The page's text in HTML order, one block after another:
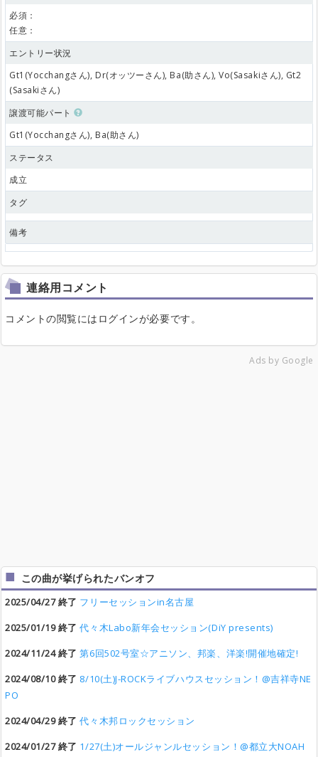
必須：
任意：
エントリー状況
Gt1(Yocchangさん), Dr(オッツーさん), Ba(助さん), Vo(Sasakiさん), Gt2
(Sasakiさん)
譲渡可能パート
Gt1(Yocchangさん), Ba(助さん)
ステータス
成立
タグ
備考
連絡用コメント
コメントの閲覧にはログインが必要です。
Ads by Google
この曲が挙げられたバンオフ
2025/04/27 終了 フリーセッションin名古屋
2025/01/19 終了 代々木Labo新年会セッション(DiY presents)
2024/11/24 終了 第6回502号室☆アニソン、邦楽、洋楽!開催地確定!
2024/08/10 終了 8/10(土)J-ROCKライブハウスセッション！@吉祥寺NE
PO
2024/04/29 終了 代々木邦ロックセッション
2024/01/27 終了 1/27(土)オールジャンルセッション！@都立大NOAH